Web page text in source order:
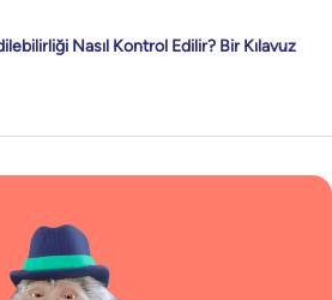
Nasıl Kontrol Edilir? Bir Kılavuz